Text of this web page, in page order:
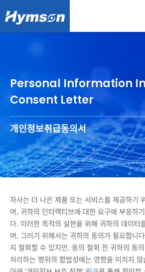
Personal Information
Consent Letter
개인정보취급동의서
자사는 더 나은 제품 또는 서비스를 제공하기
며, 귀하의 인터랙티브에 대한 요구에 부응하
다. 이러한 목적의 실현을 위해 귀하의 데이터
며, 그러기 위해서는 귀하의 동의가 필요합니
지 철회할 수 있지만, 동의 철회 전 귀하의 동
처리하는 행위의 합법성에는 영향을 미치지